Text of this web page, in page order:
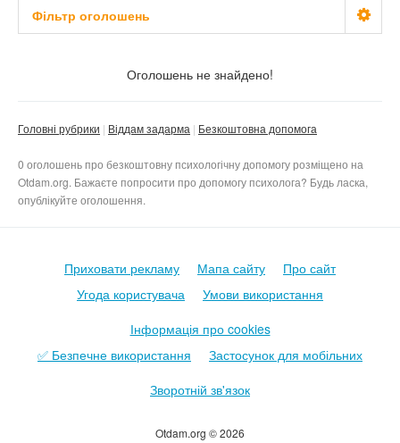
Фільтр оголошень
Оголошень не знайдено!
Головні рубрики Віддам задарма Безкоштовна допомога
0 оголошень про безкоштовну психологічну допомогу розміщено на
Otdam.org. Бажаєте попросити про допомогу психолога? Будь ласка,
опублікуйте оголошення.
Otdam.org © 2026
Приховати рекламу Мапа сайту
Про сайт
Угода користувача
Умови використання
Інформація про cookies
✅ Безпечне використання
Застосунок для мобільних
Зворотній зв'язок